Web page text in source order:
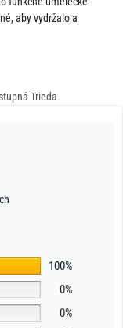
aby vydržalo a
Trieda
100%
0%
0%